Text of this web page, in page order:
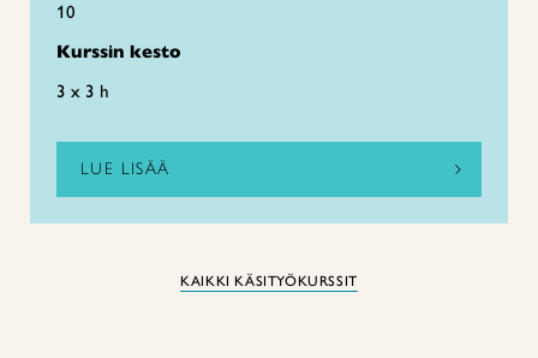
10
Kurssin kesto
3 x 3 h
LUE LISÄÄ
KAIKKI KÄSITYÖKURSSIT